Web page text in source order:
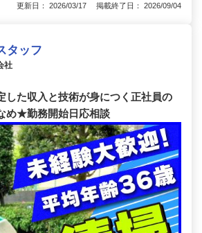
更新日： 2026/03/17 掲載終了日： 2026/09/04
タッフ
社
した収入と技術が身につく正社員の
め★勤務開始日応相談